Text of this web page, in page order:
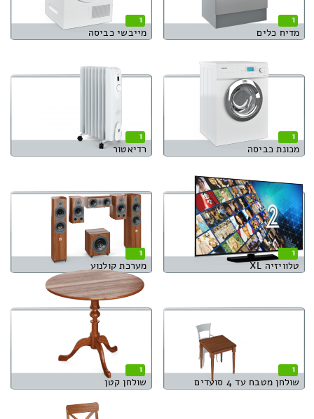
1
מדיח כלים
1
מייבשי כביסה
1
מכונת כביסה
1
רדיאטור
1
טלוויזיה XL
1
מערכת קולנוע
1
שולחן מטבח עד 4 סועדים
1
שולחן קטן